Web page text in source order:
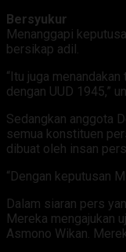
Bersyukur
Menanggapi
bersikap adil.
“Itu juga
dengan UUD 1945,”
Sedangkan anggota
semua konstituen
dibuat oleh insan
“Dengan keputusan
Dalam siaran pers
Mereka mengajukan
Asmono Wikan.